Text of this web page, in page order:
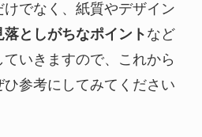
でなく、紙質やデザイン
としがちなポイント など
いきますので、これから
参考にしてみてください